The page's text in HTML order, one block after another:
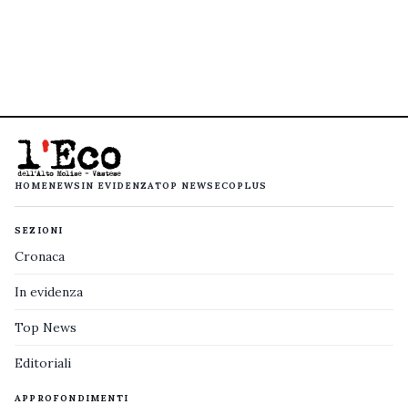
HOMENEWS IN EVIDENZATOP NEWS ECOPLUS
SEZIONI
Cronaca
In evidenza
Top News
Editoriali
APPROFONDIMENTI